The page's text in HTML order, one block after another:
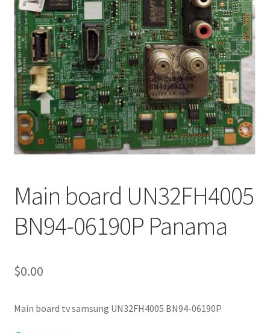
Main board UN32FH4005
BN94-06190P Panama
$0.00
Main board tv samsung UN32FH4005 BN94-06190P